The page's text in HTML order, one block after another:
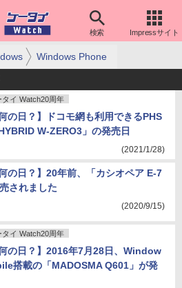
検索 Impressサイト
Windows Phone
イ Watch20周年
の日？】ドコモ網も利用できるPHS
W-ZERO3」の発売日
(2021/1/28)
の日？】20年前、「カシオペア E-7
されました
(2020/9/15)
イ Watch20周年
何の日？】2016年7月28日、Window
搭載の「MADOSMA Q601」が発